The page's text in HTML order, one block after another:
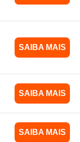
SAIBA MAIS
SAIBA MAIS
SAIBA MAIS